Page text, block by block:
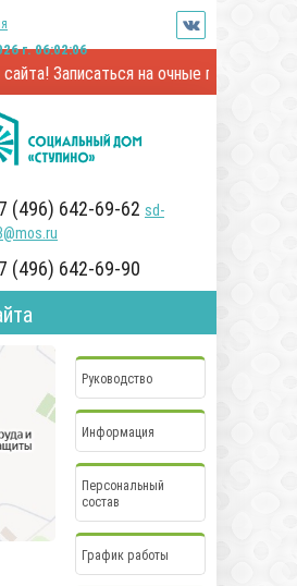
г. 06:02:06
Записаться на очные посещения и
(496) 642-69-62 sd-
(496) 642-69-90
Руководство
Информация
Персональный
состав
График работы